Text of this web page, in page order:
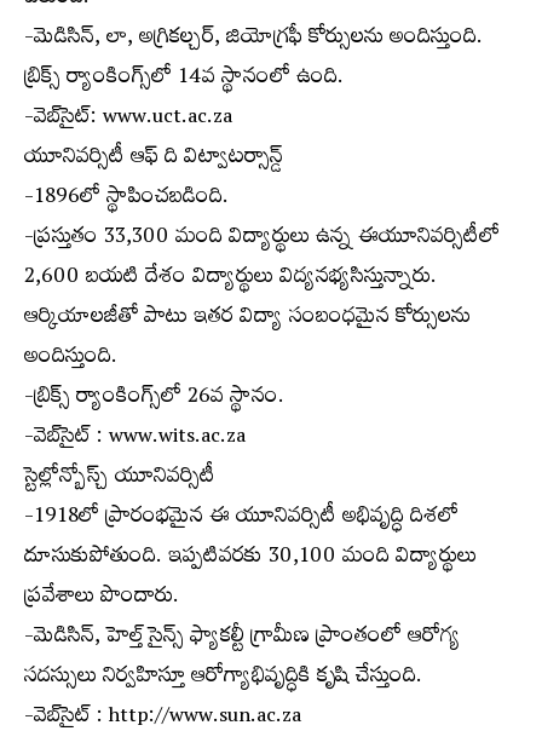
-మెడిసిన్, లా, అగ్రికల్చర్, జియోగ్రఫీ కోర్సులను అందిస్తుంది.
బ్రిక్స్ ర్యాంకింగ్స్‌లో 14వ స్థానంలో ఉంది.
-వెబ్‌సైట్: www.uct.ac.za
యూనివర్సిటీ ఆఫ్ ది విట్వాటర్సాన్డ్
-1896లో స్థాపించబడింది.
-ప్రస్తుతం 33,300 మంది విద్యార్థులు ఉన్న ఈయూనివర్సిటీలో
2,600 బయటి దేశం విద్యార్థులు విద్యనభ్యసిస్తున్నారు.
ఆర్కియాలజీతో పాటు ఇతర విద్యా సంబంధమైన కోర్సులను
అందిస్తుంది.
-బ్రిక్స్ ర్యాంకింగ్స్‌లో 26వ స్థానం.
-వెబ్‌సైట్ : www.wits.ac.za
స్టెల్లోన్బోస్చ్ యూనివర్సిటీ
-1918లో ప్రారంభమైన ఈ యూనివర్సిటీ అభివృద్ధి దిశలో
దూసుకుపోతుంది. ఇప్పటివరకు 30,100 మంది విద్యార్థులు
ప్రవేశాలు పొందారు.
-మెడిసిన్, హెల్త్ సైన్స్ ఫ్యాకల్టీ గ్రామీణ ప్రాంతంలో ఆరోగ్య
సదస్సులు నిర్వహిస్తూ ఆరోగ్యాభివృద్ధికి కృషి చేస్తుంది.
-వెబ్‌సైట్ : http://www.sun.ac.za